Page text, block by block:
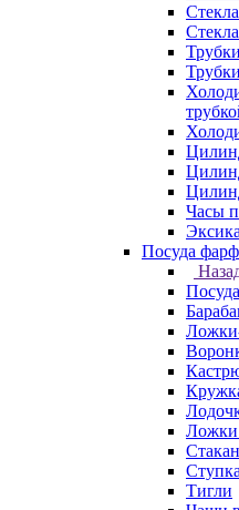
Часы
Посуда
Ложки
Тигли